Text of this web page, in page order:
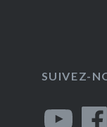
de
Pour
les…
SUIVEZ-
YouTube